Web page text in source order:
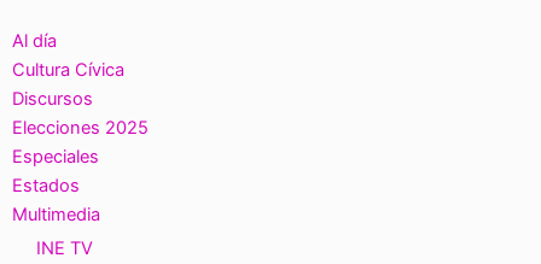
Al día
Cultura Cívica
Discursos
Elecciones 2025
Especiales
Estados
Multimedia
INE TV